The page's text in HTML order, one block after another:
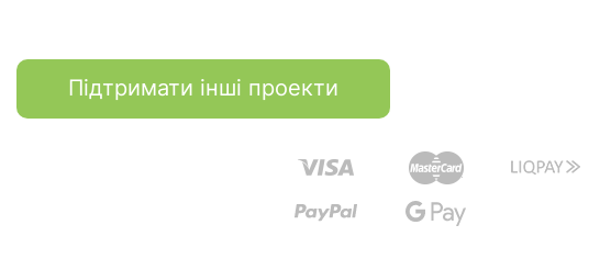
Підтримати інші проекти